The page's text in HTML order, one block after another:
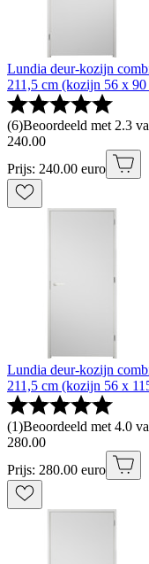
Lundia deur-kozijn
211,5 cm (kozijn 56 x 90
(6)Beoordeeld met 2.3
240.00
Prijs: 240.00 euro
Lundia deur-kozijn
211,5 cm (kozijn 56 x
(1)Beoordeeld met 4.0
280.00
Prijs: 280.00 euro